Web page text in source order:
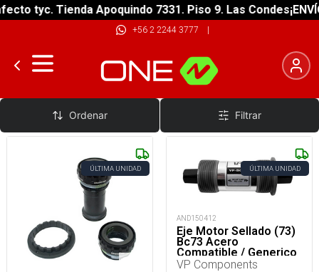
tyc. Tienda Apoquindo 7331. Piso 9. Las Condes
+56 2 2244 3777 |
Motores Bicicletas
Ordenar Filtrar
ÚLTIMA UNIDAD ÚLTIMA UNIDAD
AND150412
Eje Motor Sellado (73)
Bc73 Acero
Compatible / Generico
VP Components